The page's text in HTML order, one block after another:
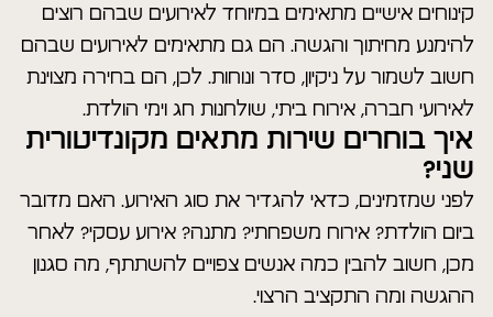
קינוחים אישיים מתאימים במיוחד לאירועים שבהם רוצים
להימנע מחיתוך והגשה. הם גם מתאימים לאירועים שבהם
חשוב לשמור על ניקיון, סדר ונוחות. לכן, הם בחירה מצוינת
לאירועי חברה, אירוח ביתי, שולחנות חג וימי הולדת.
איך בוחרים שירות מתאים מקונדיטורית
שני?
לפני שמזמינים, כדאי להגדיר את סוג האירוע. האם מדובר
ביום הולדת? אירוח משפחתי? מתנה? אירוע עסקי? לאחר
מכן, חשוב להבין כמה אנשים צפויים להשתתף, מה סגנון
ההגשה ומה התקציב הרצוי.